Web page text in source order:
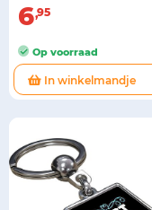
6 95
Op voorraad
In winkelmandje